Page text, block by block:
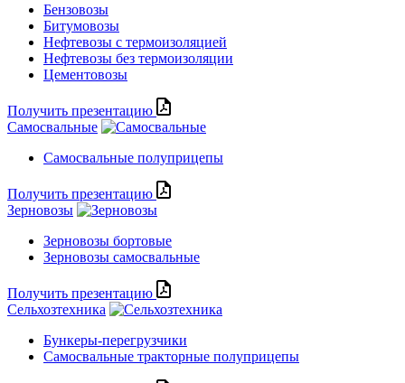
Бензовозы
Битумовозы
Нефтевозы с термоизоляцией
Нефтевозы без термоизоляции
Цементовозы
Получить презентацию
Самосвальные
Самосвальные полуприцепы
Получить презентацию
Зерновозы
Зерновозы бортовые
Зерновозы самосвальные
Получить презентацию
Сельхозтехника
Бункеры-перегрузчики
Самосвальные тракторные полуприцепы